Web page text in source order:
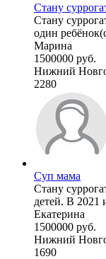
Стану
Стану
один
Марина
1500000 руб.
Нижний
2280
Суп мама
Стану
детей. В 2021
Екатерина
1500000 руб.
Нижний
1690